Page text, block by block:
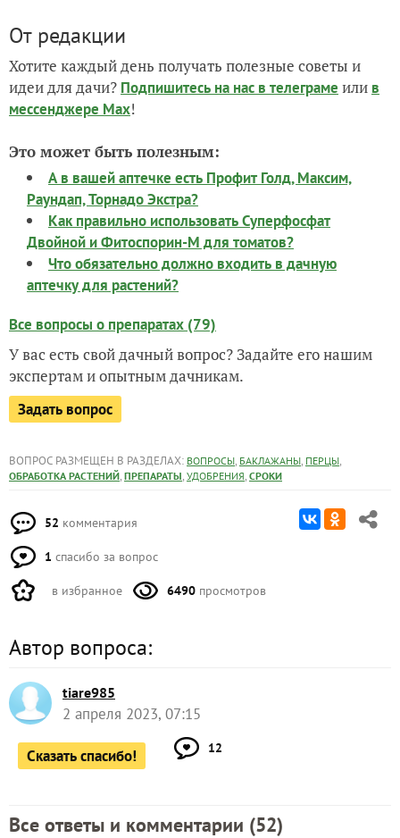
От редакции
Хотите каждый день получать полезные советы и
идеи для дачи? Подпишитесь на нас в телеграме или в
мессенджере Max!
Это может быть полезным:
А в вашей аптечке есть Профит Голд, Максим,
Раундап, Торнадо Экстра?
Как правильно использовать Суперфосфат
Двойной и Фитоспорин-М для томатов?
Что обязательно должно входить в дачную
аптечку для растений?
Все вопросы о препаратах (79)
У вас есть свой дачный вопрос? Задайте его нашим
экспертам и опытным дачникам.
Задать вопрос
ВОПРОС РАЗМЕЩЕН В РАЗДЕЛАХ: ВОПРОСЫ, БАКЛАЖАНЫ, ПЕРЦЫ,
ОБРАБОТКА РАСТЕНИЙ, ПРЕПАРАТЫ, УДОБРЕНИЯ, СРОКИ
52 комментария
1 спасибо за вопрос
в избранное 6490 просмотров
Автор вопроса:
tiare985
2 апреля 2023, 07:15
Сказать спасибо! 12
Все ответы и комментарии (52)